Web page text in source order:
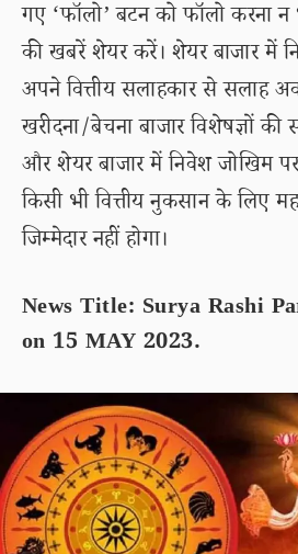
गए ‘फॉलो’ बटन को फॉलो करना न
की खबरें शेयर करें। शेयर बाजार में
अपने वित्तीय सलाहकार से सलाह
खरीदना/बेचना बाजार विशेषज्ञों
और शेयर बाजार में निवेश जोखिम
किसी भी वित्तीय नुकसान के लिए
जिम्मेदार नहीं होगा।
News Title: Surya Rashi
on 15 MAY 2023.